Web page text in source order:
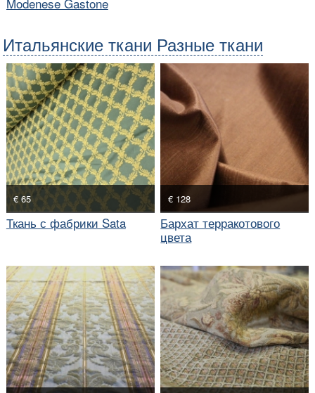
Итальянские ткани Разные ткани
€ 65
Ткань с фабрики Sata
€ 128
Бархат терракотового
цвета